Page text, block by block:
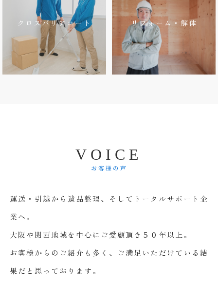
クロスバリアコート リフォーム・解体
V O I C E
お客様の声
運送・引越から遺品整理、そしてトータルサポート企
業へ。
大阪や関西地域を中心にご愛顧頂き５０年以上。
お客様からのご紹介も多く、ご満足いただけている結
果だと思っております。